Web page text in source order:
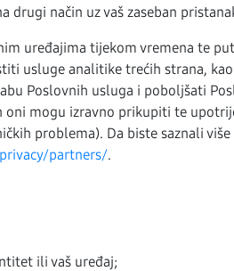
način uz vaš zaseban
uređajima tijekom vremena te
usluge analitike trećih strana,
Poslovnih usluga i poboljšati
mogu izravno prikupiti te
problema). Da biste saznali više
partners/.
ili vaš uređaj;